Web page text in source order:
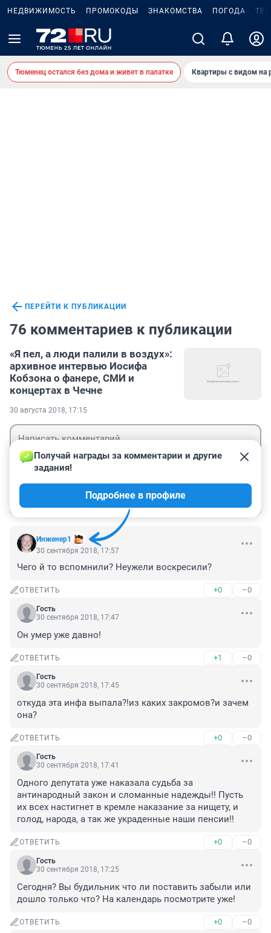
НЕДВИЖИМОСТЬ ПРОМОКОДЫ ЗНАКОМСТВА ПОГОДА
Тюменец остался без дома и живет в палатке Квартиры с видом на
ПЕРЕЙТИ К ПУБЛИКАЦИИ
76 комментариев к публикации
«Я пел, а люди палили в воздух»:
архивное интервью Иосифа
Кобзона о фанере, СМИ и
концертах в Чечне
30 августа 2018, 17:15
Инженер1
Получай награды за комментарии и другие
задания!
Подробнее в профиле
30 сентября 2018, 17:57
Чего й то вспомнили? Неужели воскресили?
ОТВЕТИТЬ +0 –0
Гость
30 сентября 2018, 17:47
Он умер уже давно!
ОТВЕТИТЬ +1 –0
Гость
30 сентября 2018, 17:45
откуда эта инфа выпала?!из каких закромов?и зачем
она?
ОТВЕТИТЬ +0 –0
Гость
30 сентября 2018, 17:41
Одного депутата уже наказала судьба за
антинародный закон и сломанные надежды!! Пусть
их всех настигнет в кремле наказание за нищету, и
голод, народа, а так же украденные наши пенсии!!
ОТВЕТИТЬ +0 –0
Гость
30 сентября 2018, 17:25
Сегодня? Вы будильник что ли поставить забыли или
дошло только что? На календарь посмотрите уже!
ОТВЕТИТЬ +0 –0